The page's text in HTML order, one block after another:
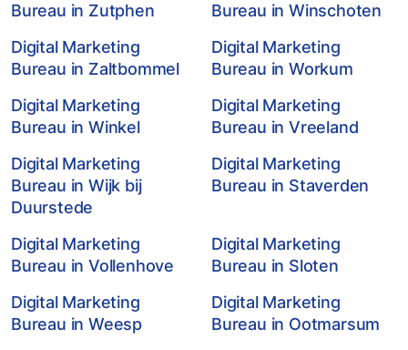
Bureau in Zutphen
Bureau in Winschoten
Digital Marketing
Bureau in Zaltbommel
Digital Marketing
Bureau in Workum
Digital Marketing
Bureau in Winkel
Digital Marketing
Bureau in Vreeland
Digital Marketing
Bureau in Wijk bij
Duurstede
Digital Marketing
Bureau in Staverden
Digital Marketing
Bureau in Vollenhove
Digital Marketing
Bureau in Sloten
Digital Marketing
Bureau in Weesp
Digital Marketing
Bureau in Ootmarsum